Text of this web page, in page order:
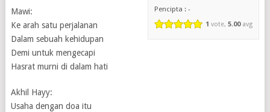
Pencipta : -
1 vote,5.00avg
Mawi:
Ke arah satu perjalanan
Dalam sebuah kehidupan
Demi untuk mengecapi
Hasrat murni di dalam hati
Akhil Hayy:
Usaha dengan doa itu